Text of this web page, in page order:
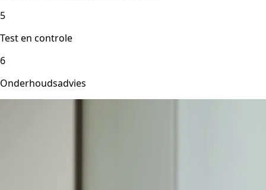
5
Test en controle
6
Onderhoudsadvies